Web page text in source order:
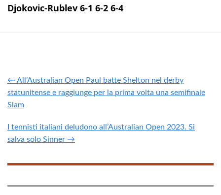
Djokovic-Rublev 6-1 6-2 6-4
← All’Australian Open Paul batte Shelton nel derby
statunitense e raggiunge per la prima volta una semifinale
Slam
I tennisti italiani deludono all’Australian Open 2023. Si
salva solo Sinner →